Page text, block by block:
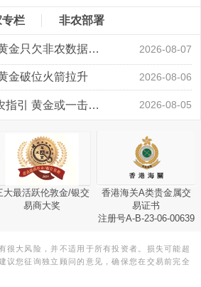
栏 非农部署
领峰金评：万事俱备 黄金只欠非农数据“东风” 2026-08-07
金破位火箭拉升 2026-08-06
领峰金评：静待小非农指引 黄金或一击破局 2026-08-05
大最活跃伦敦金/银交
易商大奖
香港海关A类贵金属交
易证书
注册号A-B-23-06-00639
很大风险，并不适用于所有投资者。损失可能超
议您征询独立顾问的意见，确保您在交易前完全